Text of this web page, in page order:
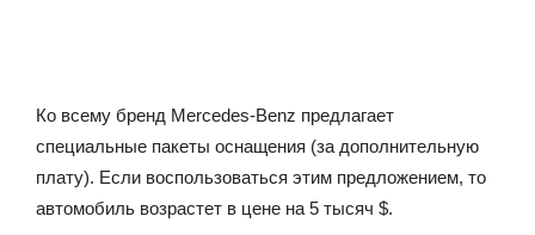
Ко всему бренд Mercedes-Benz предлагает
специальные пакеты оснащения (за дополнительную
плату). Если воспользоваться этим предложением, то
автомобиль возрастет в цене на 5 тысяч $.